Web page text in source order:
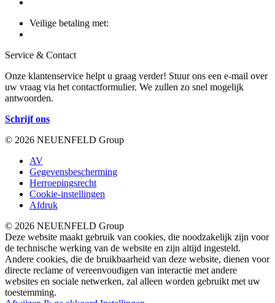
Veilige betaling met:
Service & Contact
Onze klantenservice helpt u graag verder! Stuur ons een e-mail over
uw vraag via het contactformulier. We zullen zo snel mogelijk
antwoorden.
Schrijf ons
© 2026 NEUENFELD Group
AV
Gegevensbescherming
Herroepingsrecht
Cookie-instellingen
Afdruk
© 2026 NEUENFELD Group
Deze website maakt gebruik van cookies, die noodzakelijk zijn voor
de technische werking van de website en zijn altijd ingesteld.
Andere cookies, die de bruikbaarheid van deze website, dienen voor
directe reclame of vereenvoudigen van interactie met andere
websites en sociale netwerken, zal alleen worden gebruikt met uw
toestemming.